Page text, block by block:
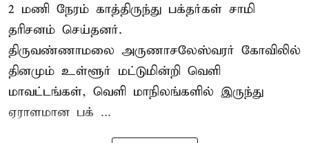
2 மணி நேரம் காத்திருந்து பக்தர்கள் சாமி
தரிசனம் செய்தனர்.
திருவண்ணாமலை அருணாசலேஸ்வரர் கோவிலில்
தினமும் உள்ளூர் மட்டுமின்றி வெளி
மாவட்டங்கள், வெளி மாநிலங்களில் இருந்து
ஏராளமான பக் ...